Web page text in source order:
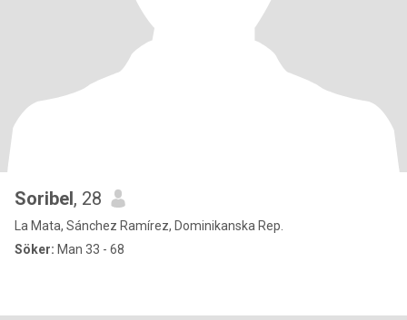
Soribel, 28
La Mata, Sánchez Ramírez, Dominikanska Rep.
Söker: Man 33 - 68